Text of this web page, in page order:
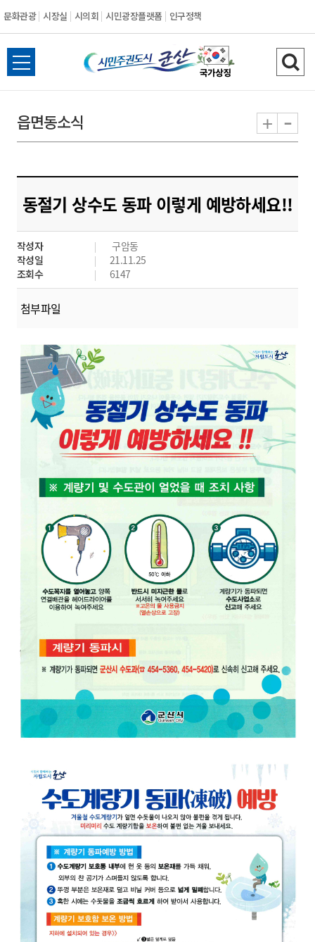
문화관광 시장실 시의회 시민광장플랫폼 인구정책
시
민
도
시
군
산
전
체
뉴
열
검
색
기
읍면동소식 + -
동절기 상수도 동파 이렇게 예방하세요!!
작성자
구암동
작성일
21.11.25
조회수
6147
첨부파일